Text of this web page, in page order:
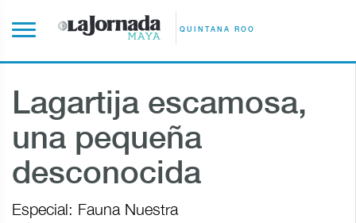
QUINTANA ROO
Lagartija escamosa,
una pequeña
desconocida
Especial: Fauna Nuestra